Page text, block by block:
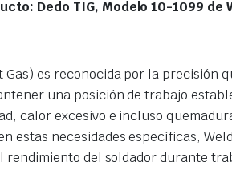
Dedo TIG, Modelo 10-1099 de
Gas) es reconocida por la
una posición de trabajo
calor excesivo e incluso
estas necesidades específicas,
del soldador durante